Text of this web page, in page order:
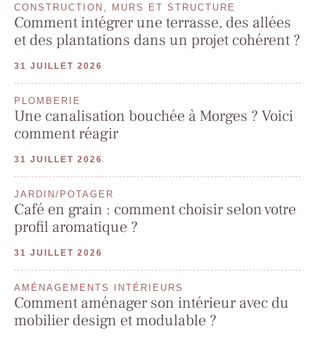
CONSTRUCTION, MURS ET STRUCTURE
Comment intégrer une terrasse, des allées
et des plantations dans un projet cohérent ?
31 JUILLET 2026
PLOMBERIE
Une canalisation bouchée à Morges ? Voici
comment réagir
31 JUILLET 2026
JARDIN/POTAGER
Café en grain : comment choisir selon votre
profil aromatique ?
31 JUILLET 2026
AMÉNAGEMENTS INTÉRIEURS
Comment aménager son intérieur avec du
mobilier design et modulable ?